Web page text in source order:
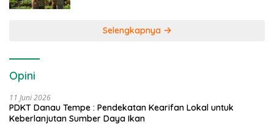
Selengkapnya
Opini
11 Juni 2026
PDKT Danau Tempe : Pendekatan Kearifan Lokal untuk
Keberlanjutan Sumber Daya Ikan